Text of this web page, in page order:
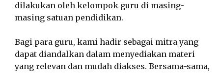
dilakukan oleh kelompok guru di masing-
masing satuan pendidikan.
Bagi para guru, kami hadir sebagai mitra yang
dapat diandalkan dalam menyediakan materi
yang relevan dan mudah diakses. Bersama-sama,